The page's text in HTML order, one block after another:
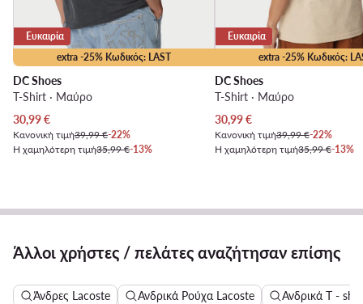
extra -25% Κωδικός: LAST
Ευκαιρία
DC Shoes
T-Shirt · Μαύρο
Τρέχουσα τιμή
30,99€
Κανονική τιμή39,99 €-22%
Η χαμηλότερη τιμή35,99 €-13%
extra -25% Κωδικός:
Ευκαιρία
DC Shoes
T-Shirt · Μαύρο
Τρέχουσα τιμή
30,99€
Κανονική τιμή39,99 €-22%
Η χαμηλότερη τιμή35,99 €-13%
Άλλοι χρήστες / πελάτες αναζήτησαν επίσης
Άνδρες Lacoste Ανδρικά Ρούχα Lacoste Ανδρικά T -